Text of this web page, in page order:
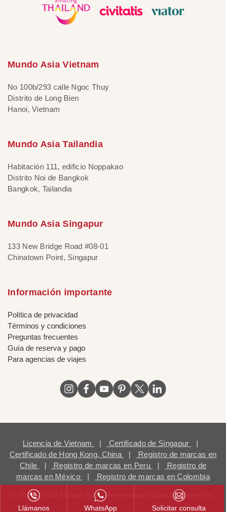
Mundo Asia Vietnam
No 100b/293 calle Ngoc Thuy
Distrito de Long Bien
Hanoi, Vietnam
Mundo Asia Tailandia
Habitación 111, edificio Noppakao
Distrito Noi de Bangkok
Bangkok, Tailandia
Mundo Asia Singapur
133 New Bridge Road #08-01
Chinatown Point, Singapur
Información importante
Política de privacidad
Términos y condiciones
Preguntas frecuentes
Guía de reserva y pago
Para agencias de viajes
Licencia de Vietnam | Certificado de Singapur
|
Certificado de Hong Kong, China
|
Registro de marcas en
Chile
| Registro de marcas en Peru |
Registro de
marcas en México
| Registro de marcas en Colombia
© 2018 - 2026 Mundo Asia. Reservados todos los derechos.
Llámanos WhatsApp Solicitar consulta